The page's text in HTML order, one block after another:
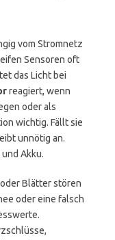
vom Stromnetz
Sensoren oft
das Licht bei
reagiert, wenn
oder als
wichtig. Fällt sie
unnötig an.
Akku.
Blätter stören
oder eine falsch